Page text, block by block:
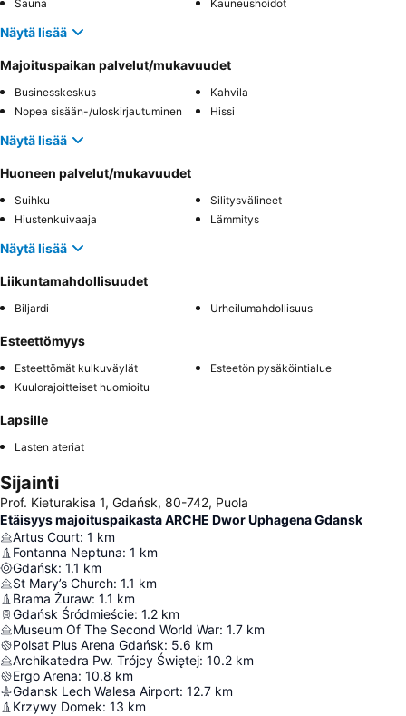
Sauna Kauneushoidot
Näytä lisää
Majoituspaikan palvelut/mukavuudet
Businesskeskus
Kahvila
Nopea sisään-/uloskirjautuminen
Hissi
Näytä lisää
Huoneen palvelut/mukavuudet
Suihku
Silitysvälineet
Hiustenkuivaaja
Lämmitys
Näytä lisää
Liikuntamahdollisuudet
Biljardi Urheilumahdollisuus
Esteettömyys
Esteettömät kulkuväylät
Esteetön pysäköintialue
Kuulorajoitteiset huomioitu
Lapsille
Lasten ateriat
Sijainti
Prof. Kieturakisa 1, Gdańsk, 80-742, Puola
Etäisyys majoituspaikasta ARCHE Dwor Uphagena Gdansk
Artus Court: 1 km
Fontanna Neptuna: 1 km
Gdańsk: 1.1 km
St Mary’s Church: 1.1 km
Brama Żuraw: 1.1 km
Gdańsk Śródmieście: 1.2 km
Museum Of The Second World War: 1.7 km
Polsat Plus Arena Gdańsk: 5.6 km
Archikatedra Pw. Trójcy Świętej: 10.2 km
Ergo Arena: 10.8 km
Gdansk Lech Walesa Airport: 12.7 km
Krzywy Domek: 13 km